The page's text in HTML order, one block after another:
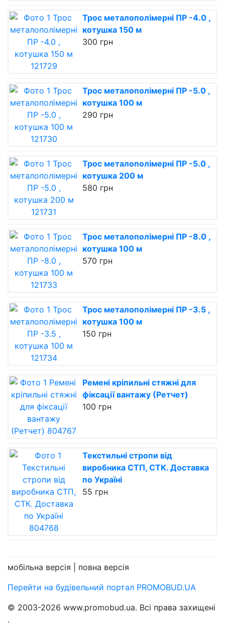
Трос металополімерні ПР -4.0 ,
котушка 150 м
300 грн
Трос металополімерні ПР -5.0 ,
котушка 100 м
290 грн
Трос металополімерні ПР -5.0 ,
котушка 200 м
580 грн
Трос металополімерні ПР -8.0 ,
котушка 100 м
570 грн
Трос металополімерні ПР -3.5 ,
котушка 100 м
150 грн
Ремені кріпильні стяжні для
фіксації вантажу (Ретчет)
100 грн
Текстильні стропи від
виробника СТП, СТК. Доставка
по Україні
55 грн
мобільна версія | повна версія
Перейти на будівельний портал PROMOBUD.UA
© 2003-2026 www.promobud.ua. Всі права захищені
.